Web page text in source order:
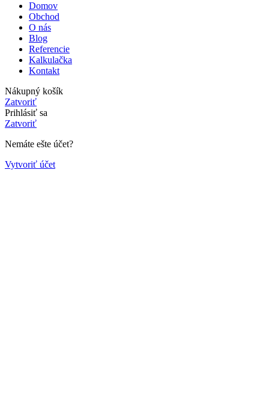
Domov
Obchod
O nás
Blog
Referencie
Kalkulačka
Kontakt
Nákupný košík
Zatvoriť
Prihlásiť sa
Zatvoriť
Nemáte ešte účet?
Vytvoriť účet